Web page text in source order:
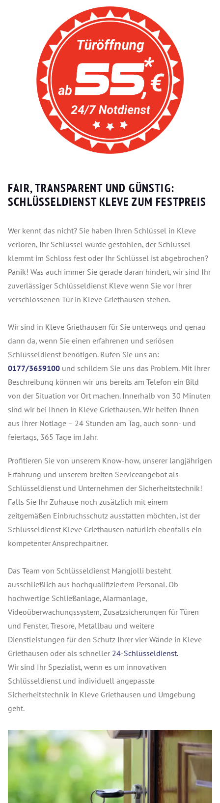
FAIR, TRANSPARENT UND GÜNSTIG:
SCHLÜSSELDIENST KLEVE ZUM FESTPREIS
Wer kennt das nicht? Sie haben Ihren Schlüssel in Kleve
verloren, Ihr Schlüssel wurde gestohlen, der Schlüssel
klemmt im Schloss fest oder Ihr Schlüssel ist abgebrochen?
Panik! Was auch immer Sie gerade daran hindert, wir sind Ihr
zuverlässiger Schlüsseldienst Kleve wenn Sie vor Ihrer
verschlossenen Tür in Kleve Griethausen stehen.
Wir sind in Kleve Griethausen für Sie unterwegs und genau
dann da, wenn Sie einen erfahrenen und seriösen
Schlüsseldienst benötigen. Rufen Sie uns an:
0177/3659100 und schildern Sie uns das Problem. Mit Ihrer
Beschreibung können wir uns bereits am Telefon ein Bild
von der Situation vor Ort machen. Innerhalb von 30 Minuten
sind wir bei Ihnen in Kleve Griethausen. Wir helfen Ihnen
aus Ihrer Notlage – 24 Stunden am Tag, auch sonn- und
feiertags, 365 Tage im Jahr.
Profitieren Sie von unserem Know-how, unserer langjährigen
Erfahrung und unserem breiten Serviceangebot als
Schlüsseldienst und Unternehmen der Sicherheitstechnik!
Falls Sie Ihr Zuhause noch zusätzlich mit einem
zeitgemäßen Einbruchsschutz ausstatten möchten, ist der
Schlüsseldienst Kleve Griethausen natürlich ebenfalls ein
kompetenter Ansprechpartner.
Das Team von Schlüsseldienst Mangjolli besteht
ausschließlich aus hochqualifiziertem Personal. Ob
hochwertige Schließanlage, Alarmanlage,
Videoüberwachungssystem, Zusatzsicherungen für Türen
und Fenster, Tresore, Metallbau und weitere
Dienstleistungen für den Schutz Ihrer vier Wände in Kleve
Griethausen oder als schneller 24-Schlüsseldienst.
Wir sind Ihr Spezialist, wenn es um innovativen
Schlüsseldienst und individuell angepasste
Sicherheitstechnik in Kleve Griethausen und Umgebung
geht.